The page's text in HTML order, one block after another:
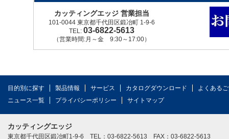
カッティングエッジ 営業担当
101-0044 東京都千代田区鍛冶町 1-9-6
TEL: 03-6822-5613
（営業時間:月～金 9:30～17:00）
目的別に探す 製品情報 サービス カタログダウンロード
よくある
ニュース一覧
プライバシーポリシー サイトマップ
カッティングエッジ
東京都千代田区鍛冶町1-9-6 TEL：03-6822-5613 FAX：03-6822-5613